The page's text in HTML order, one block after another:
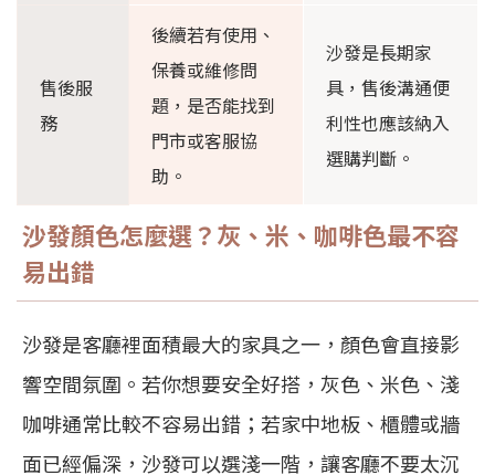
售後服
務
後續若有使用、
保養或維修問
題，是否能找到
門市或客服協
助。
沙發是長期家
具，售後溝通便
利性也應該納入
選購判斷。
沙發顏色怎麼選？灰、米、咖啡色最不容
易出錯
沙發是客廳裡面積最大的家具之一，顏色會直接影
響空間氛圍。若你想要安全好搭，灰色、米色、淺
咖啡通常比較不容易出錯；若家中地板、櫃體或牆
面已經偏深，沙發可以選淺一階，讓客廳不要太沉